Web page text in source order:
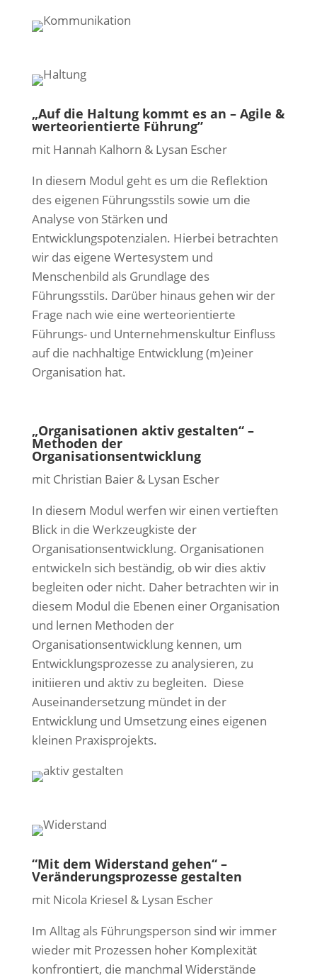
„Auf die Haltung kommt es an – Agile &
werteorientierte Führung”
mit Hannah Kalhorn & Lysan Escher
In diesem Modul geht es um die Reflektion
des eigenen Führungsstils sowie um die
Analyse von Stärken und
Entwicklungspotenzialen. Hierbei betrachten
wir das eigene Wertesystem und
Menschenbild als Grundlage des
Führungsstils. Darüber hinaus gehen wir der
Frage nach wie eine werteorientierte
Führungs- und Unternehmenskultur Einfluss
auf die nachhaltige Entwicklung (m)einer
Organisation hat.
„Organisationen aktiv gestalten“ –
Methoden der
Organisationsentwicklung
mit Christian Baier & Lysan Escher
In diesem Modul werfen wir einen vertieften
Blick in die Werkzeugkiste der
Organisationsentwicklung. Organisationen
entwickeln sich beständig, ob wir dies aktiv
begleiten oder nicht. Daher betrachten wir in
diesem Modul die Ebenen einer Organisation
und lernen Methoden der
Organisationsentwicklung kennen, um
Entwicklungsprozesse zu analysieren, zu
initiieren und aktiv zu begleiten. Diese
Auseinandersetzung mündet in der
Entwicklung und Umsetzung eines eigenen
kleinen Praxisprojekts.
“Mit dem Widerstand gehen“ –
Veränderungsprozesse gestalten
mit Nicola Kriesel & Lysan Escher
Im Alltag als Führungsperson sind wir immer
wieder mit Prozessen hoher Komplexität
konfrontiert, die manchmal Widerstände